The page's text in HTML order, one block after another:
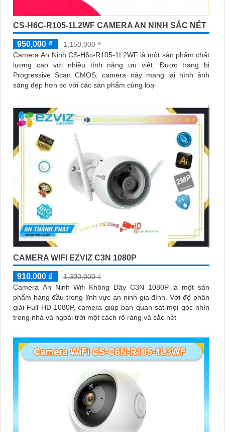
CS-H6C-R105-1L2WF CAMERA AN NINH SẮC NÉT
950,000 ₫
1,150,000 ₫
Camera An Ninh CS-H6c-R105-1L2WF là một sản phẩm chất
lượng cao với nhiều tính năng ưu việt. Được trang bị
Progressive Scan CMOS, camera này mang lại hình ảnh
sáng đẹp hơn so với các sản phẩm cùng loại
CAMERA WIFI EZVIZ C3N 1080P
910,000 ₫
1,300,000 ₫
Camera An Ninh Wifi Không Dây C3N 1080P là một sản
phẩm hàng đầu trong lĩnh vực an ninh gia đình. Với độ phân
giải Full HD 1080P, camera giúp bạn quan sát mọi góc nhìn
trong nhà và ngoài trời một cách rõ ràng và sắc nét